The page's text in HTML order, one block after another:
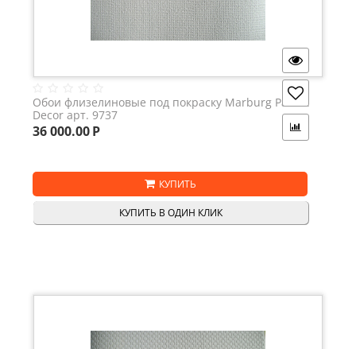
Обои флизелиновые под покраску Marburg Patent
Decor арт. 9737
36 000.00Р
КУПИТЬ
КУПИТЬ В ОДИН КЛИК